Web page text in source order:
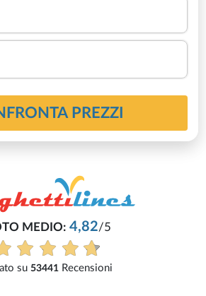
PREZZI
MEDIO: 4,82/5
su 53441 Recensioni